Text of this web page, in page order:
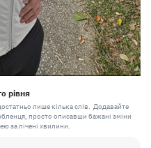
рівня
лише кілька слів. Додавайте
просто описавши бажані зміни
за лічені хвилини.